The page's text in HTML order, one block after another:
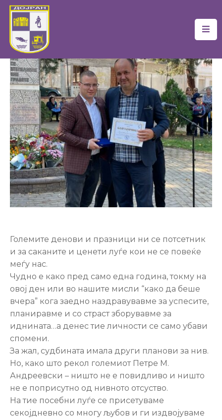
Почетна
Локална
Самоуправа
Новости
Проекти
Документи
Услуги
Финансии
Настани
Големите денови и празници ни се потсетник
и за саканите и ценети луѓе кои не се повеќе
меѓу нас.
Чудно е како пред само една година, токму на
овој ден или во нашите мисли “како да беше
вчера” кога заедно наздравувавме за успесите,
планиравме и со страст зборувавме за
иднината…а денес тие личности се само убави
спомени.
За жал, судбината имала други планови за нив.
Но, како што рекол големиот Петре М.
Андреевски – ништо не е повидливо и ништо
не е поприсутно од нивното отсуство.
На тие посебни луѓе се присетуваме
секојдневно со многу љубов и ги издвојуваме